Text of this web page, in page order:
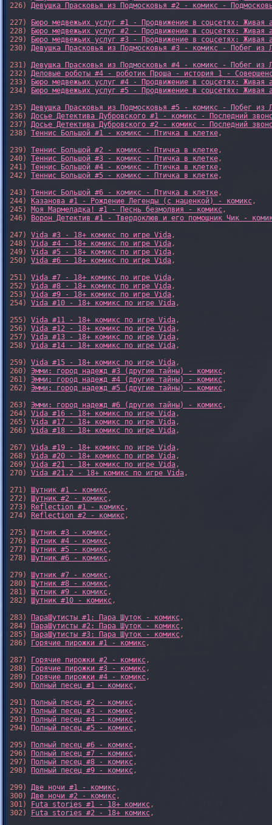
226) Девушка Прасковья из Подмосковья #2 - комикс -
227)
Бюро медвежьих услуг #1 - Продвижение в соцсетях: Живая
228)
Бюро медвежьих услуг #2 - Продвижение в соцсетях: Живая
229)
Бюро медвежьих услуг #3 - Продвижение в соцсетях: Живая
230) Девушка Прасковья из Подмосковья #3 - комикс - Побег из
231) Девушка Прасковья из Подмосковья #4 - комикс - Побег из
232) Деловые роботы #4 - роботик Проша - история 1 -
233)
Бюро медвежьих услуг #4 - Продвижение в соцсетях: Живая
234)
Бюро медвежьих услуг #5 - Продвижение в соцсетях: Живая
235) Девушка Прасковья из Подмосковья #5 - комикс - Побег из
236) Досье Детектива Дубровского #1 - комикс - Последний
237) Досье Детектива Дубровского #2 - комикс - Последний
238) Теннис Большой #1 - комикс - Птичка в клетке,
239) Теннис Большой #2 - комикс - Птичка в клетке,
240) Теннис Большой #3 - комикс - Птичка в клетке,
241) Теннис Большой #4 - комикс - Птичка в клетке,
242) Теннис Большой #5 - комикс - Птичка в клетке,
243) Теннис Большой #6 - комикс - Птичка в клетке,
244)
Казанова #1 - Рождение Легенды (с наценкой) - комикс,
245) Моя Мармеладка! #1 - Песнь безмолвия - комикс,
246)
Ворон Детектив #1 - Твердоклюв и его помощник Чик -
247) Vida #3 - 18+ комикс по игре Vida,
248) Vida #4 - 18+ комикс по игре Vida,
249) Vida #5 - 18+ комикс по игре Vida,
250) Vida #6 - 18+ комикс по игре Vida,
251) Vida #7 - 18+ комикс по игре Vida,
252) Vida #8 - 18+ комикс по игре Vida,
253) Vida #9 - 18+ комикс по игре Vida,
254) Vida #10 - 18+ комикс по игре Vida,
255) Vida #11 - 18+ комикс по игре Vida,
256) Vida #12 - 18+ комикс по игре Vida,
257) Vida #13 - 18+ комикс по игре Vida,
258) Vida #14 - 18+ комикс по игре Vida,
259) Vida #15 - 18+ комикс по игре Vida,
260) Эмми: город надежд #3 (другие тайны) - комикс,
261) Эмми: город надежд #4 (другие тайны) - комикс,
262) Эмми: город надежд #5 (другие тайны) - комикс,
263) Эмми: город надежд #6 (другие тайны) - комикс,
264) Vida #16 - 18+ комикс по игре Vida,
265) Vida #17 - 18+ комикс по игре Vida,
266) Vida #18 - 18+ комикс по игре Vida,
267) Vida #19 - 18+ комикс по игре Vida,
268) Vida #20 - 18+ комикс по игре Vida,
269) Vida #21 - 18+ комикс по игре Vida,
270) Vida #21.2 - 18+ комикс по игре Vida,
271) Шутник #1 - комикс,
272) Шутник #2 - комикс,
273)
Reflection #1 - комикс,
274)
Reflection #2 - комикс,
275) Шутник #3 - комикс,
276) Шутник #4 - комикс,
277) Шутник #5 - комикс,
278) Шутник #6 - комикс,
279) Шутник #7 - комикс,
280) Шутник #8 - комикс,
281) Шутник #9 - комикс,
282) Шутник #10 - комикс,
283)
ПараШутисты #1: Пара Шуток - комикс,
284)
ПараШутисты #2: Пара Шуток - комикс,
285)
ПараШутисты #3: Пара Шуток - комикс,
286)
Горячие пирожки #1 - комикс,
287)
Горячие пирожки #2 - комикс,
288)
Горячие пирожки #3 - комикс,
289)
Горячие пирожки #4 - комикс,
290)
Полный песец #1 - комикс,
291)
Полный песец #2 - комикс,
292)
Полный песец #3 - комикс,
293)
Полный песец #4 - комикс,
294)
Полный песец #5 - комикс,
295)
Полный песец #6 - комикс,
296)
Полный песец #7 - комикс,
297)
Полный песец #8 - комикс,
298)
Полный песец #9 - комикс,
299) Две ночи #1 - комикс,
300) Две ночи #2 - комикс,
301)
Futa stories #1 - 18+ комикс,
302)
Futa stories #2 - 18+ комикс,